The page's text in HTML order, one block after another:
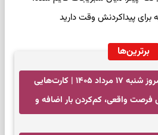
برترین‌ها
فال تاروت امروز شنبه ۱۷ مرداد ۱۴۰۵ | کارت‌هایی
واقعی، کم‌کردن بار اضافه و